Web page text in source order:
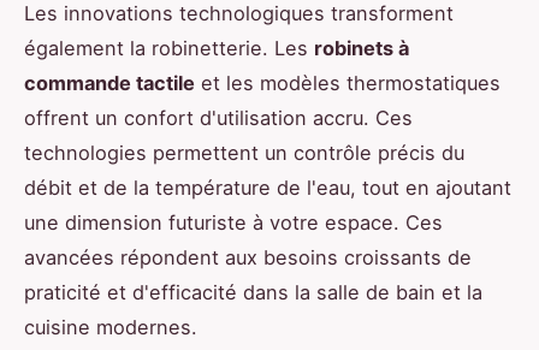
Les innovations technologiques transforment
également la robinetterie. Les robinets à
commande tactile et les modèles thermostatiques
offrent un confort d'utilisation accru. Ces
technologies permettent un contrôle précis du
débit et de la température de l'eau, tout en ajoutant
une dimension futuriste à votre espace. Ces
avancées répondent aux besoins croissants de
praticité et d'efficacité dans la salle de bain et la
cuisine modernes.